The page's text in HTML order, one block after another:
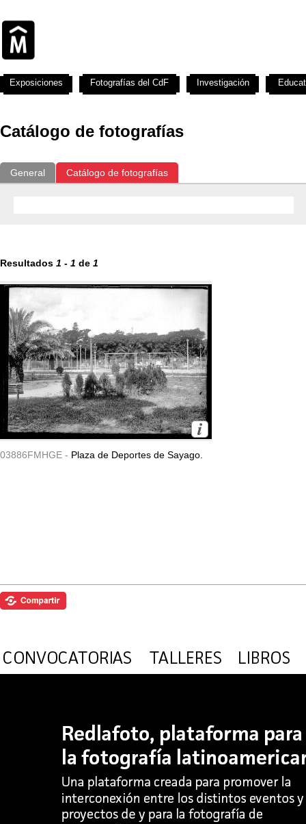
Catálogo de fotografías
General Catálogo de fotografías
Resultados 1 - 1 de 1
03886FMHGE - Plaza de Deportes de Sayago.
Exposiciones Fotografías del CdF Investigación